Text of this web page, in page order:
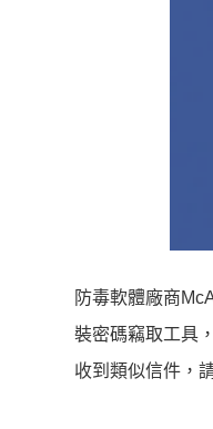
防毒軟體廠商
裝密碼竊取工具
收到類似信件，